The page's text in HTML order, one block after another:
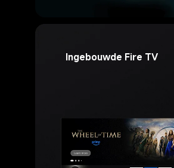
Ingebouwde Fire TV